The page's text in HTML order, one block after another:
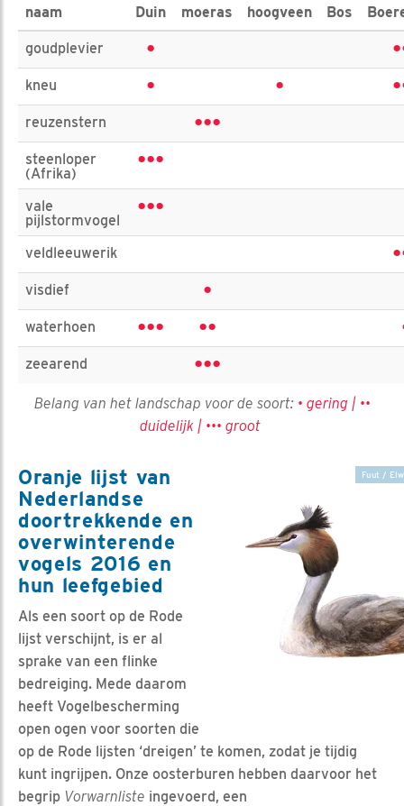
naam
Duin
moeras
hoogveen
Bos
goudplevier •
kneu • •
reuzenstern •••
steenloper
(Afrika)
•••
vale
pijlstormvogel
•••
veldleeuwerik
visdief •
waterhoen ••• ••
zeearend •••
Belang van het landschap voor de soort: • gering | ••
duidelijk | ••• groot
Fuut /
Oranje lijst van
Nederlandse
doortrekkende en
overwinterende
vogels 2016 en
hun leefgebied
Als een soort op de Rode
lijst verschijnt, is er al
sprake van een flinke
bedreiging. Mede daarom
heeft Vogelbescherming
open ogen voor soorten die
op de Rode lijsten ‘dreigen’ te komen, zodat je tijdig
kunt ingrijpen. Onze oosterburen hebben daarvoor het
begrip Vorwarnliste ingevoerd, een